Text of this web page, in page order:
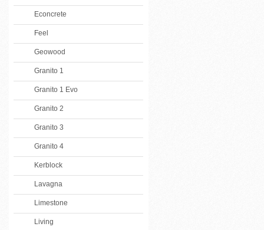
Econcrete
Feel
Geowood
Granito 1
Granito 1 Evo
Granito 2
Granito 3
Granito 4
Kerblock
Lavagna
Limestone
Living